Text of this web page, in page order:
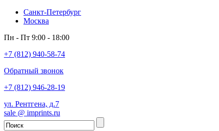
Санкт-Петербург
Москва
Пн - Пт 9:00 - 18:00
+7 (812) 940-58-74
Обратный звонок
+7 (812) 946-28-19
ул. Рентгена, д.7
sale @ imprints.ru